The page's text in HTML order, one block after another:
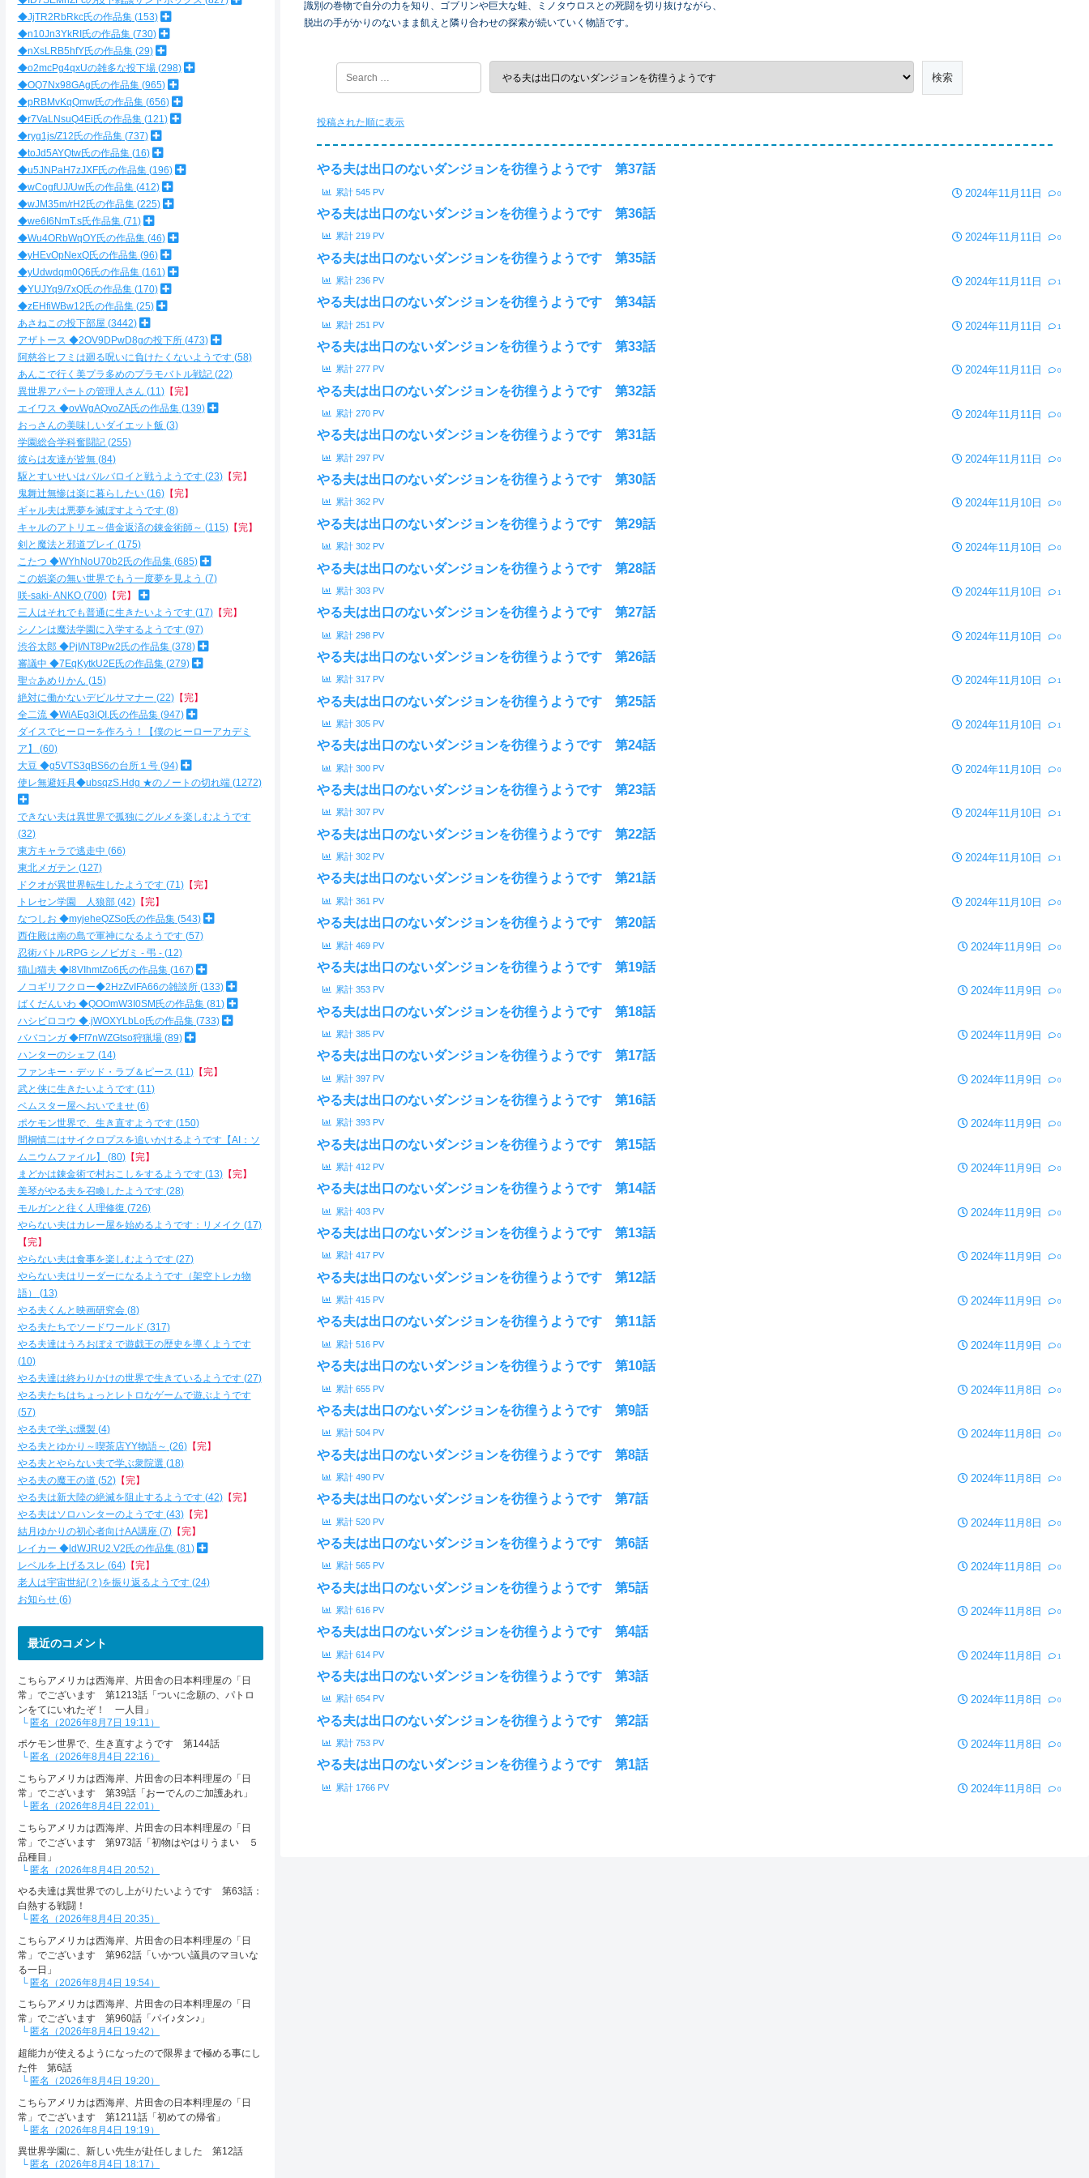
識別の巻物で自分の力を知り、ゴブリンや巨大な蛙、ミノタウロスとの死闘を切り抜けながら、
脱出の手がかりのないまま飢えと隣り合わせの探索が続いていく物語です。
投稿された順に表示
やる夫は出口のないダンジョンを彷徨うようです 第37話
累計 545 PV 2024年11月11日 0
やる夫は出口のないダンジョンを彷徨うようです 第36話
累計 219 PV 2024年11月11日 0
やる夫は出口のないダンジョンを彷徨うようです 第35話
累計 236 PV 2024年11月11日 1
やる夫は出口のないダンジョンを彷徨うようです 第34話
累計 251 PV 2024年11月11日 1
やる夫は出口のないダンジョンを彷徨うようです 第33話
累計 277 PV 2024年11月11日 0
やる夫は出口のないダンジョンを彷徨うようです 第32話
累計 270 PV 2024年11月11日 0
やる夫は出口のないダンジョンを彷徨うようです 第31話
累計 297 PV 2024年11月11日 0
やる夫は出口のないダンジョンを彷徨うようです 第30話
累計 362 PV 2024年11月10日 0
やる夫は出口のないダンジョンを彷徨うようです 第29話
累計 302 PV 2024年11月10日 0
やる夫は出口のないダンジョンを彷徨うようです 第28話
累計 303 PV 2024年11月10日 1
やる夫は出口のないダンジョンを彷徨うようです 第27話
累計 298 PV 2024年11月10日 0
やる夫は出口のないダンジョンを彷徨うようです 第26話
累計 317 PV 2024年11月10日 1
やる夫は出口のないダンジョンを彷徨うようです 第25話
累計 305 PV 2024年11月10日 1
やる夫は出口のないダンジョンを彷徨うようです 第24話
累計 300 PV 2024年11月10日 0
やる夫は出口のないダンジョンを彷徨うようです 第23話
累計 307 PV 2024年11月10日 1
やる夫は出口のないダンジョンを彷徨うようです 第22話
累計 302 PV 2024年11月10日 1
やる夫は出口のないダンジョンを彷徨うようです 第21話
累計 361 PV 2024年11月10日 0
やる夫は出口のないダンジョンを彷徨うようです 第20話
累計 469 PV 2024年11月9日 0
やる夫は出口のないダンジョンを彷徨うようです 第19話
累計 353 PV 2024年11月9日 0
やる夫は出口のないダンジョンを彷徨うようです 第18話
累計 385 PV 2024年11月9日 0
やる夫は出口のないダンジョンを彷徨うようです 第17話
累計 397 PV 2024年11月9日 0
やる夫は出口のないダンジョンを彷徨うようです 第16話
累計 393 PV 2024年11月9日 0
やる夫は出口のないダンジョンを彷徨うようです 第15話
累計 412 PV 2024年11月9日 0
やる夫は出口のないダンジョンを彷徨うようです 第14話
累計 403 PV 2024年11月9日 0
やる夫は出口のないダンジョンを彷徨うようです 第13話
累計 417 PV 2024年11月9日 0
やる夫は出口のないダンジョンを彷徨うようです 第12話
累計 415 PV 2024年11月9日 0
やる夫は出口のないダンジョンを彷徨うようです 第11話
累計 516 PV 2024年11月9日 0
やる夫は出口のないダンジョンを彷徨うようです 第10話
累計 655 PV 2024年11月8日 0
やる夫は出口のないダンジョンを彷徨うようです 第9話
累計 504 PV 2024年11月8日 0
やる夫は出口のないダンジョンを彷徨うようです 第8話
累計 490 PV 2024年11月8日 0
やる夫は出口のないダンジョンを彷徨うようです 第7話
累計 520 PV 2024年11月8日 0
やる夫は出口のないダンジョンを彷徨うようです 第6話
累計 565 PV 2024年11月8日 0
やる夫は出口のないダンジョンを彷徨うようです 第5話
累計 616 PV 2024年11月8日 0
やる夫は出口のないダンジョンを彷徨うようです 第4話
累計 614 PV 2024年11月8日 1
やる夫は出口のないダンジョンを彷徨うようです 第3話
累計 654 PV 2024年11月8日 0
やる夫は出口のないダンジョンを彷徨うようです 第2話
累計 753 PV 2024年11月8日 0
やる夫は出口のないダンジョンを彷徨うようです 第1話
累計 1766 PV 2024年11月8日 0
◆JjTR2RbRkc氏の作品集 153
◆n10Jn3YkRI氏の作品集 730
◆nXsLRB5hfY氏の作品集 29
◆o2mcPg4qxUの雑多な投下場 298
◆OQ7Nx98GAg氏の作品集 965
◆pRBMvKqQmw氏の作品集 656
◆r7VaLNsuQ4Ei氏の作品集 121
◆ryg1js/Z12氏の作品集 737
◆toJd5AYQtw氏の作品集 16
◆u5JNPaH7zJXF氏の作品集 196
◆wCogfUJ/Uw氏の作品集 412
◆wJM35m/rH2氏の作品集 225
◆we6I6NmT.s氏作品集 71
◆Wu4ORbWqOY氏の作品集 46
◆yHEvOpNexQ氏の作品集 96
◆yUdwdqm0Q6氏の作品集 161
◆YUJYq9/7xQ氏の作品集 170
◆zEHfiWBw12氏の作品集 25
あさねこの投下部屋 3442
アザトース ◆2OV9DPwD8gの投下所 473
阿慈谷ヒフミは廻る呪いに負けたくないようです 58
あんこで行く美プラ多めのプラモバトル戦記 22
異世界アパートの管理人さん 11 【完】
エイワス ◆ovWgAQvoZA氏の作品集 139
おっさんの美味しいダイエット飯 3
学園総合学科奮闘記 255
彼らは友達が皆無 84
駆とすいせいはバルバロイと戦うようです 23 【完】
鬼舞辻無惨は楽に暮らしたい 16 【完】
ギャル夫は悪夢を滅ぼすようです 8
キャルのアトリエ～借金返済の錬金術師～
115 【完】
剣と魔法と邪道プレイ
175
こたつ ◆WYhNoU70b2氏の作品集 685
この娯楽の無い世界でもう一度夢を見よう
7
咲-saki- ANKO 700 【完】
三人はそれでも普通に生きたいようです 17 【完】
シノンは魔法学園に入学するようです 97
渋谷太郎 ◆PjI/NT8Pw2氏の作品集 378
審議中 ◆7EqKytkU2E氏の作品集 279
聖☆あめりかん 15
絶対に働かないデビルサマナー 22 【完】
全二流 ◆WiAEg3iQI.氏の作品集 947
ダイスでヒーローを作ろう！【僕のヒーローアカデミ
ア】
60
大豆 ◆g5VTS3qBS6の台所１号 94
使レ無避妊具◆ubsqzS.Hdg ★のノートの切れ端 1272
できない夫は異世界で孤独にグルメを楽しむようです
32
東方キャラで逃走中 66
東北メガテン 127
ドクオが異世界転生したようです 71 【完】
トレセン学園 人狼部 42 【完】
なつしお ◆myjeheQZSo氏の作品集 543
西住殿は南の島で軍神になるようです 57
忍術バトルRPG シノビガミ - 弔 - 12
猫山猫夫 ◆l8VIhmtZo6氏の作品集 167
ノコギリフクロー◆2HzZvIFA66の雑談所 133
ばくだんいわ ◆QOOmW3I0SM氏の作品集 81
ハシビロコウ ◆.jWOXYLbLo氏の作品集 733
ババコンガ ◆Ff7nWZGtso狩猟場 89
ハンターのシェフ 14
ファンキー・デッド・ラブ＆ピース 11 【完】
武と侠に生きたいようです 11
ベムスター屋へおいでませ 6
ポケモン世界で、生き直すようです 150
間桐慎二はサイクロプスを追いかけるようです【AI：ソ
ムニウムファイル】
80 【完】
まどかは錬金術で村おこしをするようです 13 【完】
美琴がやる夫を召喚したようです 28
モルガンと往く人理修復 726
やらない夫はカレー屋を始めるようです：リメイク
17
【完】
やらない夫は食事を楽しむようです 27
やらない夫はリーダーになるようです（架空トレカ物
語）
13
やる夫くんと映画研究会 8
やる夫たちでソードワールド 317
やる夫達はうろおぼえで遊戯王の歴史を導くようです
10
やる夫達は終わりかけの世界で生きているようです 27
やる夫たちはちょっとレトロなゲームで遊ぶようです
57
やる夫で学ぶ燻製 4
やる夫とゆかり～喫茶店YY物語～
26 【完】
やる夫とやらない夫で学ぶ衆院選 18
やる夫の魔王の道 52 【完】
やる夫は新大陸の絶滅を阻止するようです 42 【完】
やる夫はソロハンターのようです 43 【完】
結月ゆかりの初心者向けAA講座 7 【完】
レイカー ◆ldWJRU2.V2氏の作品集 81
レベルを上げるスレ 64 【完】
老人は宇宙世紀(？)を振り返るようです 24
お知らせ 6
最近のコメント
こちらアメリカは西海岸、片田舎の日本料理屋の「日
常」でございます 第1213話「ついに念願の、パトロ
ンをてにいれたぞ！ 一人目」
匿名（2026年8月7日 19:11）
ポケモン世界で、生き直すようです 第144話
匿名（2026年8月4日 22:16）
こちらアメリカは西海岸、片田舎の日本料理屋の「日
常」でございます 第39話「おーでんのご加護あれ」
匿名（2026年8月4日 22:01）
こちらアメリカは西海岸、片田舎の日本料理屋の「日
常」でございます 第973話「初物はやはりうまい ５
品種目」
匿名（2026年8月4日 20:52）
やる夫達は異世界でのし上がりたいようです 第63話：
白熱する戦闘！
匿名（2026年8月4日 20:35）
こちらアメリカは西海岸、片田舎の日本料理屋の「日
常」でございます 第962話「いかつい議員のマヨいな
る一日」
匿名（2026年8月4日 19:54）
こちらアメリカは西海岸、片田舎の日本料理屋の「日
常」でございます 第960話「パイ♪タン♪」
匿名（2026年8月4日 19:42）
超能力が使えるようになったので限界まで極める事にし
た件 第6話
匿名（2026年8月4日 19:20）
こちらアメリカは西海岸、片田舎の日本料理屋の「日
常」でございます 第1211話「初めての帰省」
匿名（2026年8月4日 19:19）
異世界学園に、新しい先生が赴任しました 第12話
匿名（2026年8月4日 18:17）